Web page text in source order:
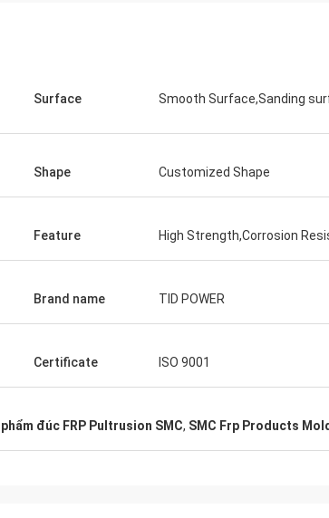
ahora a ver
Surface Smooth Surface,Sanding
Shape Customized Shape
Feature High Strength,Corrosion
Brand name TID POWER
Certificate ISO 9001
phẩm đúc FRP Pultrusion SMC, SMC Frp Products Mold